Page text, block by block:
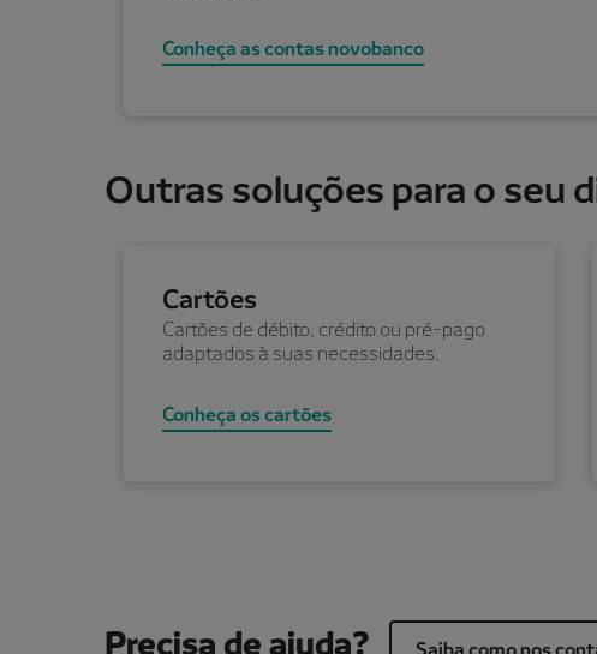
Conheça as contas novobanco
Outras soluções para o seu
Cartões
Cartões de débito, crédito ou pré-pago
adaptados à suas necessidades.
Conheça os cartões
Precisa de ajuda? Saiba como nos